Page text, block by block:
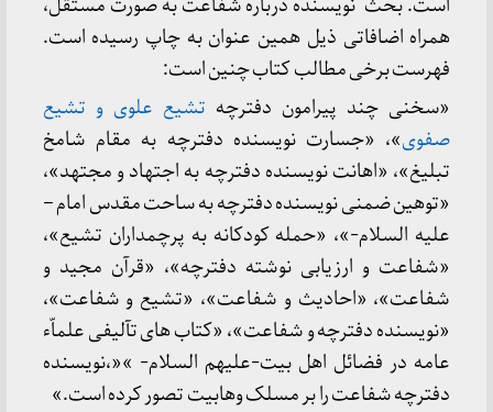
همراه اضافاتی ذیل همین عنوان به چاپ رسیده است.
فهرست برخی مطالب کتاب چنین است:
«سخنی چند پیرامون دفترچه تشیع علوی و تشیع
صفوی»، «جسارت نویسنده دفترچه به مقام شامخ
تبلیغ»، «اهانت نویسنده دفترچه به اجتهاد و مجتهد»،
«توهین ضمنی نویسنده دفترچه به ساحت مقدس امام –
علیه السلام-»، «حمله کودکانه به پرچمداران تشیع»،
«شفاعت و ارزیابی نوشته دفترچه»، «قرآن مجید و
شفاعت»، «احادیث و شفاعت»، «تشیع و شفاعت»،
«نویسنده دفترچه و شفاعت»، «کتاب های تآلیفی علماّء
عامه در فضائل اهل بیت-علیهم السلام- »«،نویسنده
دفترچه شفاعت را بر مسلک وهابیت تصور کرده است.»